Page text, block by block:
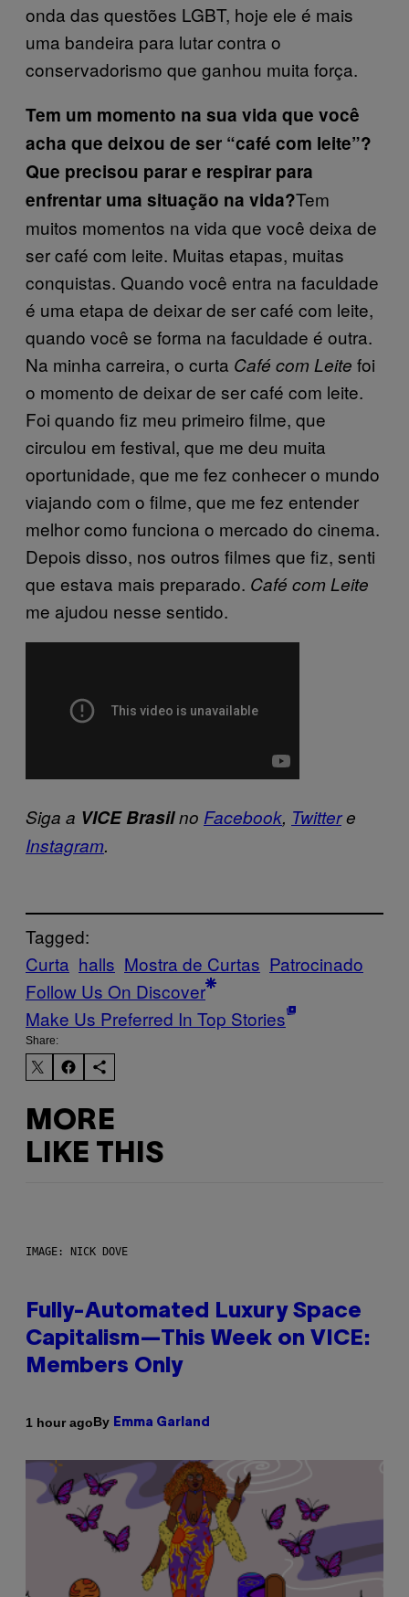
onda das questões LGBT, hoje ele é mais
uma bandeira para lutar contra o
conservadorismo que ganhou muita força.
Tem um momento na sua vida que você
acha que deixou de ser “café com leite”?
Que precisou parar e respirar para
enfrentar uma situação na vida?Tem
muitos momentos na vida que você deixa de
ser café com leite. Muitas etapas, muitas
conquistas. Quando você entra na faculdade
é uma etapa de deixar de ser café com leite,
quando você se forma na faculdade é outra.
Na minha carreira, o curta Café com Leite foi
o momento de deixar de ser café com leite.
Foi quando fiz meu primeiro filme, que
circulou em festival, que me deu muita
oportunidade, que me fez conhecer o mundo
viajando com o filme, que me fez entender
melhor como funciona o mercado do cinema.
Depois disso, nos outros filmes que fiz, senti
que estava mais preparado. Café com Leite
me ajudou nesse sentido.
Siga a VICE Brasilno Facebook, Twittere
Instagram.
Tagged:
Curta halls Mostra de Curtas Patrocinado
Follow Us On Discover
Make Us Preferred In Top Stories
Share:
MORE
LIKE THIS
IMAGE: NICK DOVE
Fully-Automated Luxury Space
Capitalism—This Week on VICE:
Members Only
1 hour agoBy Emma Garland